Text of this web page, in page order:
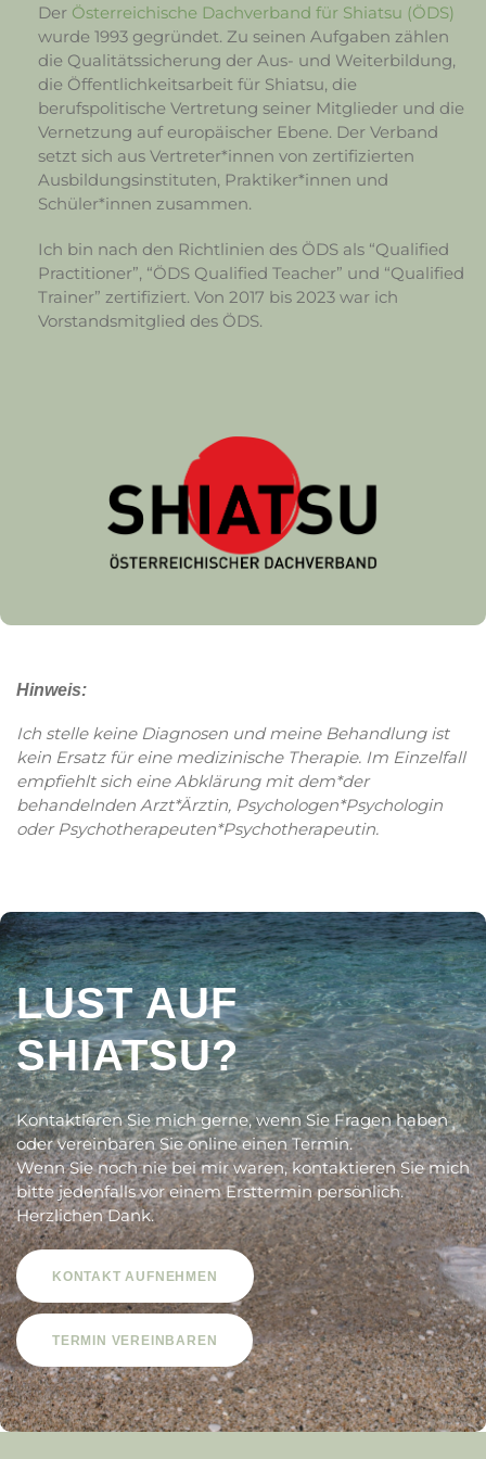
Der Österreichische Dachverband für Shiatsu (ÖDS)
wurde 1993 gegründet. Zu seinen Aufgaben zählen
die Qualitätssicherung der Aus- und Weiterbildung,
die Öffentlichkeitsarbeit für Shiatsu, die
berufspolitische Vertretung seiner Mitglieder und die
Vernetzung auf europäischer Ebene. Der Verband
setzt sich aus Vertreter*innen von zertifizierten
Ausbildungsinstituten, Praktiker*innen und
Schüler*innen zusammen.
Ich bin nach den Richtlinien des ÖDS als “Qualified
Practitioner”, “ÖDS Qualified Teacher” und “Qualified
Trainer” zertifiziert. Von 2017 bis 2023 war ich
Vorstandsmitglied des ÖDS.
Hinweis:
Ich stelle keine Diagnosen und meine Behandlung ist
kein Ersatz für eine medizinische Therapie. Im Einzelfall
empfiehlt sich eine Abklärung mit dem*der
behandelnden Arzt*Ärztin, Psychologen*Psychologin
oder Psychotherapeuten*Psychotherapeutin.
LUST AUF
SHIATSU?
Kontaktieren Sie mich gerne, wenn Sie Fragen haben
oder vereinbaren Sie online einen Termin.
Wenn Sie noch nie bei mir waren, kontaktieren Sie mich
bitte jedenfalls vor einem Ersttermin persönlich.
Herzlichen Dank.
KONTAKT AUFNEHMEN
TERMIN VEREINBAREN